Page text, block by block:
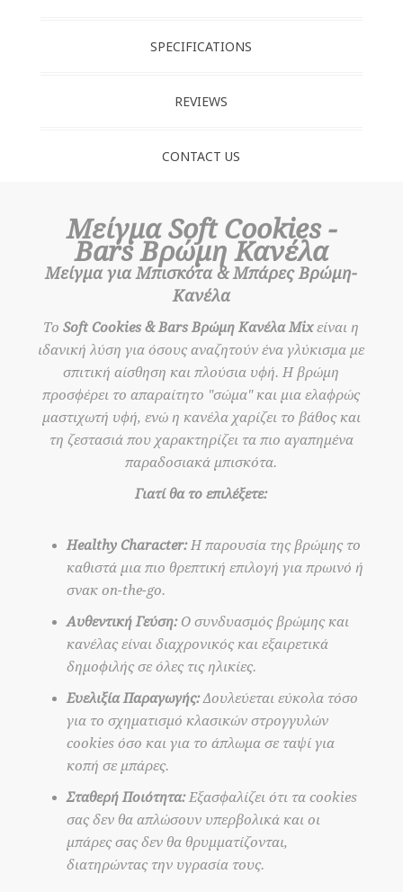
SPECIFICATIONS
REVIEWS
CONTACT US
Μείγμα Soft Cookies -
Bars Βρώμη Κανέλα
Μείγμα για Μπισκότα & Μπάρες Βρώμη-
Κανέλα
ΤοSoft Cookies & Bars Βρώμη Κανέλα Mixείναι η
ιδανική λύση για όσους αναζητούν ένα γλύκισμα με
σπιτική αίσθηση και πλούσια υφή. Η βρώμη
προσφέρει το απαραίτητο "σώμα" και μια ελαφρώς
μαστιχωτή υφή, ενώ η κανέλα χαρίζει το βάθος και
τη ζεστασιά που χαρακτηρίζει τα πιο αγαπημένα
παραδοσιακά μπισκότα.
Γιατί θα το επιλέξετε:
Healthy Character:Η παρουσία της βρώμης το
καθιστά μια πιο θρεπτική επιλογή για πρωινό ή
σνακ on-the-go.
Αυθεντική Γεύση:Ο συνδυασμός βρώμης και
κανέλας είναι διαχρονικός και εξαιρετικά
δημοφιλής σε όλες τις ηλικίες.
Ευελιξία Παραγωγής:Δουλεύεται εύκολα τόσο
για το σχηματισμό κλασικών στρογγυλών
cookies όσο και για το άπλωμα σε ταψί για
κοπή σε μπάρες.
Σταθερή Ποιότητα:Εξασφαλίζει ότι τα cookies
σας δεν θα απλώσουν υπερβολικά και οι
μπάρες σας δεν θα θρυμματίζονται,
διατηρώντας την υγρασία τους.